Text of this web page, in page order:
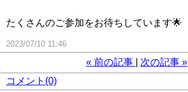
たくさんのご参加をお待ちしています🌟
2023/07/10 11:46
« 前の記事 次の記事 »
コメント(0)